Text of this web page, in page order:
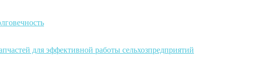
для эффективной работы сельхозпредприятий